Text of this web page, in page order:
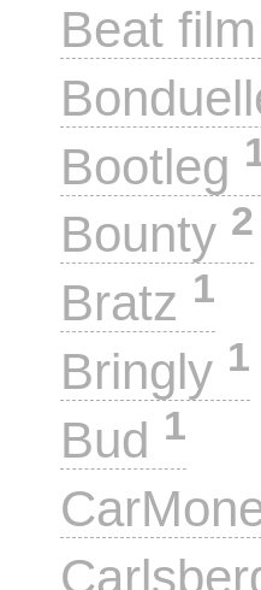
Beat
Bootleg
Bounty 2
Bratz 1
Bringly 1
Bud 1